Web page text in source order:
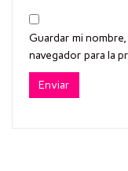
Guardar mi
navegador para la